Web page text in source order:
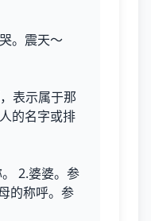
。震天～
表示属于那
的名字或排
2.婆婆。参
的称呼。参